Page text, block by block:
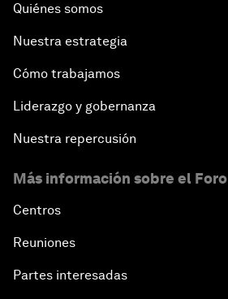
Quiénes somos
Nuestra estrategia
Cómo trabajamos
Liderazgo y gobernanza
Nuestra repercusión
Más información sobre el Foro
Centros
Reuniones
Partes interesadas